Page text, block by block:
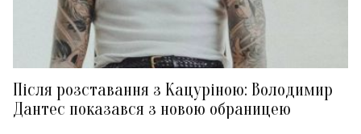
Після розставання з Кацуріною: Володимир
Дантес показався з новою обраницею